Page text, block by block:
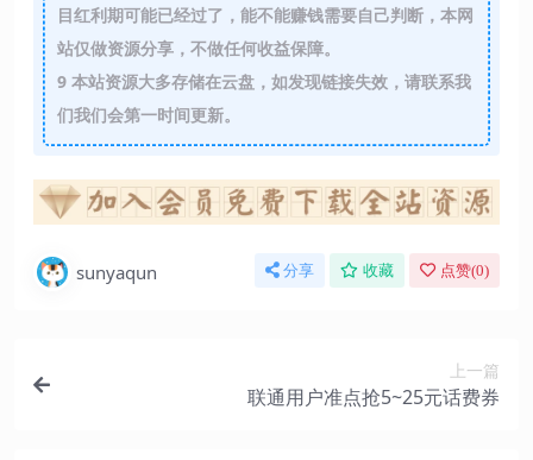
目红利期可能已经过了，能不能赚钱需要自己判断，本网
站仅做资源分享，不做任何收益保障。
9本站资源大多存储在云盘，如发现链接失效，请联系我
们我们会第一时间更新。
sunyaqun 分享 收藏 点赞(0)
上一篇
联通用户准点抢5~25元话费券